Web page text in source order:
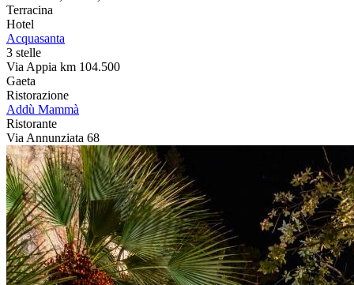
Terracina
Hotel
Acquasanta
3 stelle
Via Appia km 104.500
Gaeta
Ristorazione
Addù Mammà
Ristorante
Via Annunziata 68